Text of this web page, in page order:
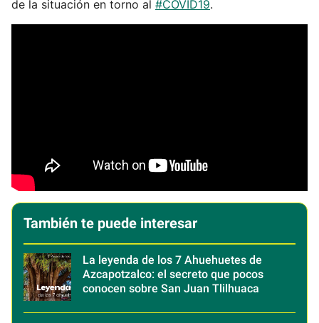
de la situación en torno al #COVID19.
También te puede interesar
La leyenda de los 7 Ahuehuetes de
Azcapotzalco: el secreto que pocos
conocen sobre San Juan Tlilhuaca